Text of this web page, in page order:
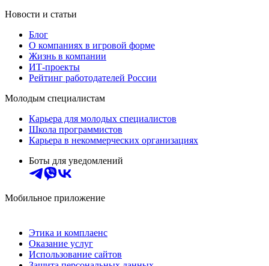
Новости и статьи
Блог
О компаниях в игровой форме
Жизнь в компании
ИТ-проекты
Рейтинг работодателей России
Молодым специалистам
Карьера для молодых специалистов
Школа программистов
Карьера в некоммерческих организациях
Боты для уведомлений
Мобильное приложение
Этика и комплаенс
Оказание услуг
Использование сайтов